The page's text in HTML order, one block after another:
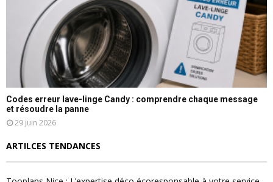
Codes erreur lave-linge Candy : comprendre chaque message
et résoudre la panne
29 juin 2026
ARTILCES TENDANCES